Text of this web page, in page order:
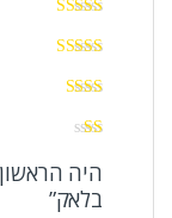
היה
בלאק”